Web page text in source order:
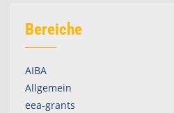
Bereiche
AIBA
Allgemein
eea-grants